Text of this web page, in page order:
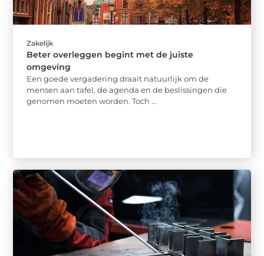
Zakelijk
Beter overleggen begint met de juiste
omgeving
Een goede vergadering draait natuurlijk om de
mensen aan tafel, de agenda en de beslissingen die
genomen moeten worden. Toch ...